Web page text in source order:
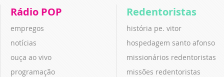
Rádio POP
empregos
notícias
ouça ao vivo
programação
Redentoristas
história pe. vitor
hospedagem santo afonso
missionários redentoristas
missões redentoristas